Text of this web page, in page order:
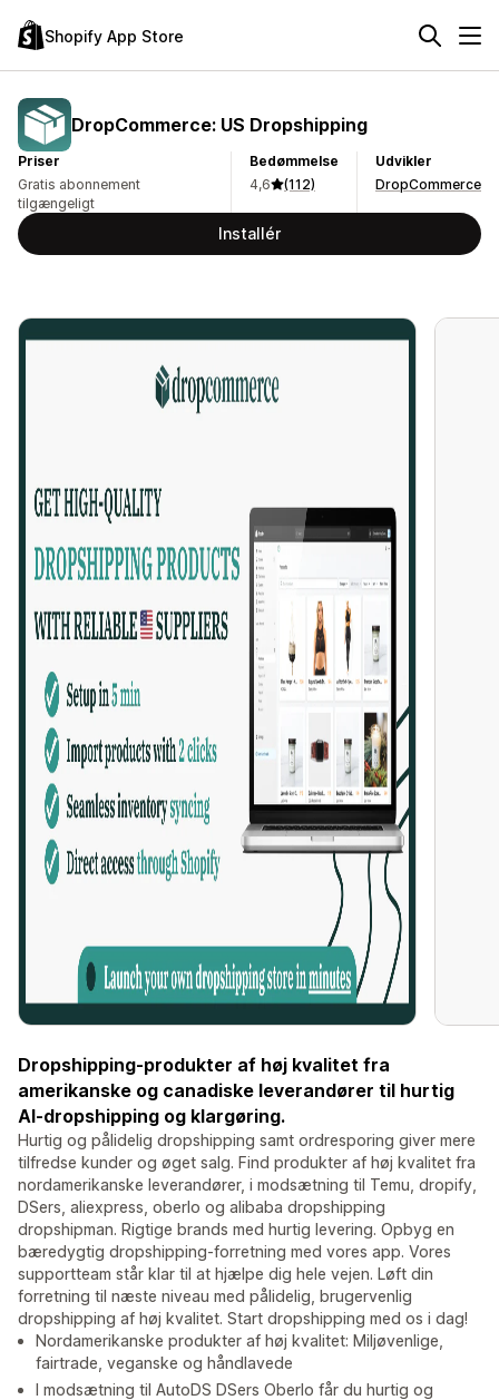
Shopify App Store
DropCommerce: US Dropshipping
Priser
Gratis abonnement
tilgængeligt
Bedømmelse
4,6
(112)
Udvikler
DropCommerce
Installér
Dropshipping-produkter af høj kvalitet fra
amerikanske og canadiske leverandører til hurtig
AI-dropshipping og klargøring.
Hurtig og pålidelig dropshipping samt ordresporing giver mere
tilfredse kunder og øget salg. Find produkter af høj kvalitet fra
nordamerikanske leverandører, i modsætning til Temu, dropify,
DSers, aliexpress, oberlo og alibaba dropshipping
dropshipman. Rigtige brands med hurtig levering. Opbyg en
bæredygtig dropshipping-forretning med vores app. Vores
supportteam står klar til at hjælpe dig hele vejen. Løft din
forretning til næste niveau med pålidelig, brugervenlig
dropshipping af høj kvalitet. Start dropshipping med os i dag!
Nordamerikanske produkter af høj kvalitet: Miljøvenlige,
fairtrade, veganske og håndlavede
I modsætning til AutoDS DSers Oberlo får du hurtig og